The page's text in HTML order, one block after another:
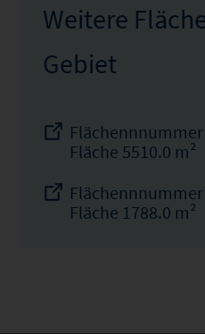
Weitere
Gebiet
Fläche 5510.0 m²
Fläche 1788.0 m²